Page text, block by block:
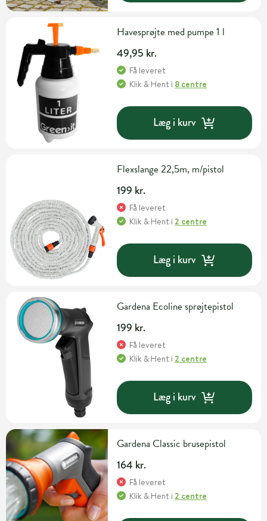
Havesprøjte med pumpe 1 l
49,95 kr.
Få leveret
Klik & Hent i 8 centre
Læg i kurv
Flexslange 22,5m, m/pistol
199 kr.
Få leveret
Klik & Hent i2 centre
Læg i kurv
Gardena Ecoline sprøjtepistol
199 kr.
Få leveret
Klik & Hent i2 centre
Læg i kurv
Gardena Classic brusepistol
164 kr.
Få leveret
Klik & Hent i2 centre